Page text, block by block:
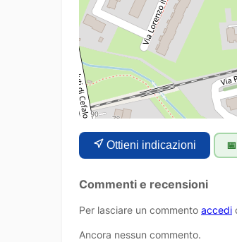
Ottieni indicazioni
Commenti e recensioni
Per lasciare un commento accedi
Ancora nessun commento.